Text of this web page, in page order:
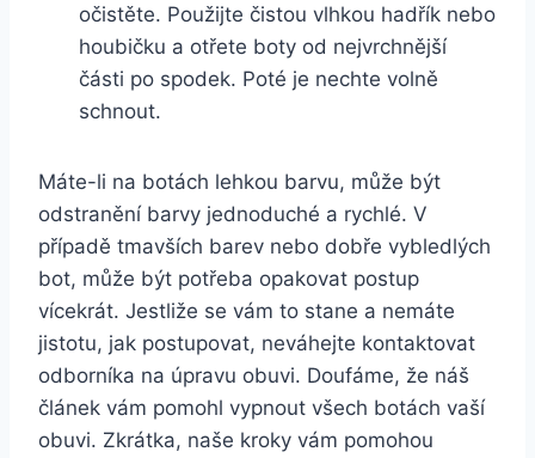
očistěte. ⁣Použijte čistou vlhkou hadřík ‌nebo⁣
houbičku a ​otřete boty od nejvrchnější
části po spodek.​ Poté je nechte volně
schnout.
Máte-li⁣ na⁣ botách lehkou barvu, může být
odstranění barvy jednoduché a rychlé. V
případě tmavších barev nebo dobře​ vybledlých
bot, může být potřeba opakovat postup
vícekrát. Jestliže se vám to stane a nemáte
jistotu, jak postupovat, neváhejte ⁢kontaktovat
odborníka ⁣na úpravu obuvi. Doufáme, ⁢že ‌náš
článek vám pomohl⁢ vypnout‌ všech​ botách vaší
obuvi. Zkrátka, naše kroky vám pomohou